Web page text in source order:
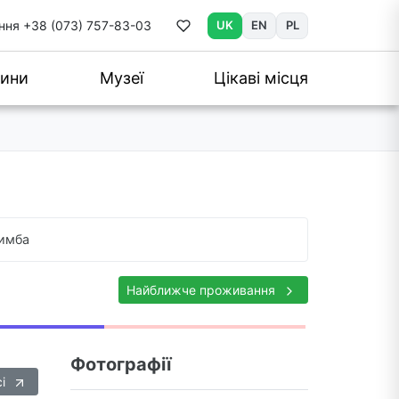
+38 (073) 757-83-03 UK EN PL
Музеї Цікаві місця
Найближче проживання
Фотографії